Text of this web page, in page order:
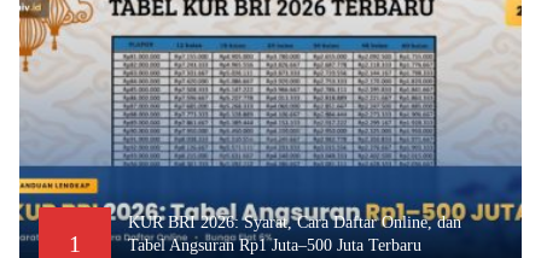
1
KUR BRI 2026: Syarat, Cara Daftar Online, dan
Tabel Angsuran Rp1 Juta–500 Juta Terbaru